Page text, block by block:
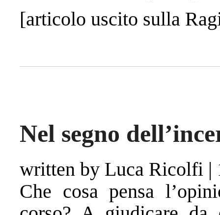
[articolo uscito sulla
Nel segno
written by Luca Ricolfi |
Che cosa pensa